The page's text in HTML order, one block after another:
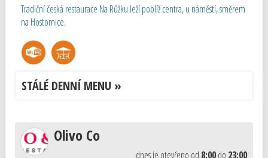
Tradiční česká restaurace Na Růžku leží poblíž centra, u náměstí, směrem
na Hostomice.
STÁLÉ DENNÍ MENU »
Olivo Co
dnes je otevřeno od 8:00do 23:00